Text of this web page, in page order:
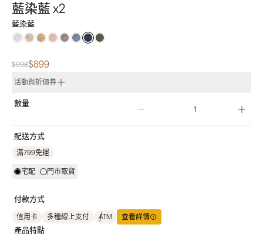
藍染藍 x2
藍染藍
$998$899
活動與折價券
數量
配送方式
滿799免運
宅配 門市取貨
付款方式
信用卡 多種線上支付 ATM 查看詳情
產品特點